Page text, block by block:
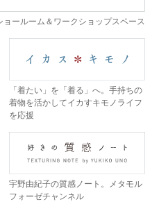
ールーム＆ワークショップスペース
「着たい」を「着る」へ。手持ちの
着物を活かしてイカすキモノライフ
を応援
宇野由紀子の質感ノート。メタモル
フォーゼチャンネル